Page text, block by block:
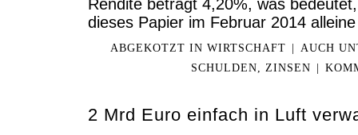
Rendite beträgt 4,20%, was
dieses Papier im Februar 2014
ABGEKOTZT IN WIRTSCHAFT |
AUCH
SCHULDEN
ZINSEN |
2 Mrd Euro einfach in Luft